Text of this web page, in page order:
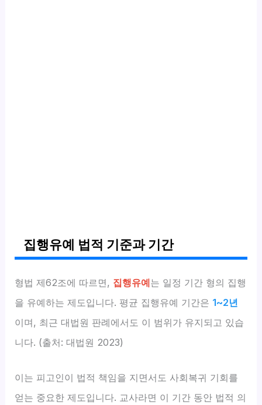
집행유예 법적 기준과 기간
형법 제62조에 따르면, 집행유예는 일정 기간 형의 집행
을 유예하는 제도입니다. 평균 집행유예 기간은 1~2년
이며, 최근 대법원 판례에서도 이 범위가 유지되고 있습
니다. (출처: 대법원 2023)
이는 피고인이 법적 책임을 지면서도 사회복귀 기회를
얻는 중요한 제도입니다. 교사라면 이 기간 동안 법적 의